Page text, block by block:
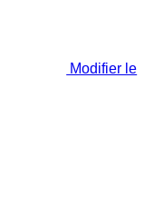
Modifier le